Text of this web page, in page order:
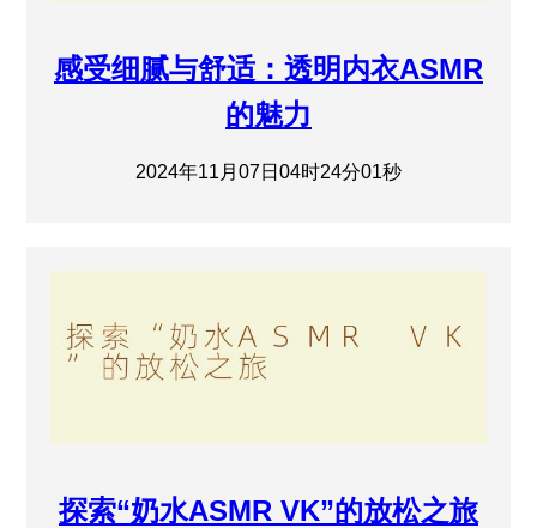
感受细腻与舒适：透明内衣ASMR
的魅力
2024年11月07日04时24分01秒
探索“奶水ASMR VK”的放松之旅